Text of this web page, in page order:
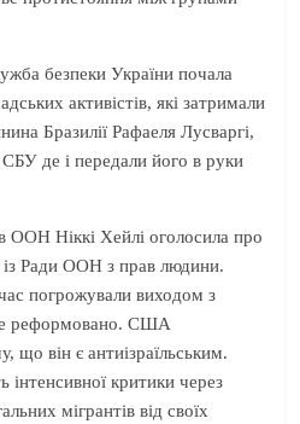
безпеки України почала
активістів, які затримали
Бразилії Рафаеля Лусваргі,
СБУ де і передали його в руки
Ніккі Хейлі оголосила про
Ради ООН з прав людини.
погрожували виходом з
реформовано. США
що він є антиізраїльським.
критики через
мігрантів від своїх